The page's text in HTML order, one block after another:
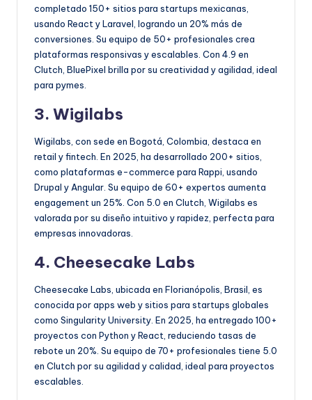
completado 150+ sitios para startups mexicanas,
usando React y Laravel, logrando un 20% más de
conversiones. Su equipo de 50+ profesionales crea
plataformas responsivas y escalables. Con 4.9 en
Clutch, BluePixel brilla por su creatividad y agilidad, ideal
para pymes.
3. Wigilabs
Wigilabs, con sede en Bogotá, Colombia, destaca en
retail y fintech. En 2025, ha desarrollado 200+ sitios,
como plataformas e-commerce para Rappi, usando
Drupal y Angular. Su equipo de 60+ expertos aumenta
engagement un 25%. Con 5.0 en Clutch, Wigilabs es
valorada por su diseño intuitivo y rapidez, perfecta para
empresas innovadoras.
4. Cheesecake Labs
Cheesecake Labs, ubicada en Florianópolis, Brasil, es
conocida por apps web y sitios para startups globales
como Singularity University. En 2025, ha entregado 100+
proyectos con Python y React, reduciendo tasas de
rebote un 20%. Su equipo de 70+ profesionales tiene 5.0
en Clutch por su agilidad y calidad, ideal para proyectos
escalables.